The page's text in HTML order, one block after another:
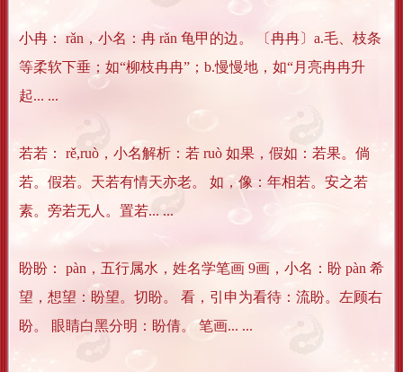
小冉： rǎn，小名：冉 rǎn 龟甲的边。 〔冉冉〕a.毛、枝条
等柔软下垂；如“柳枝冉冉”；b.慢慢地，如“月亮冉冉升
起... ...
若若： rě,ruò，小名解析：若 ruò 如果，假如：若果。倘
若。假若。天若有情天亦老。 如，像：年相若。安之若
素。旁若无人。置若... ...
盼盼： pàn，五行属水，姓名学笔画 9画，小名：盼 pàn 希
望，想望：盼望。切盼。 看，引申为看待：流盼。左顾右
盼。 眼睛白黑分明：盼倩。 笔画... ...